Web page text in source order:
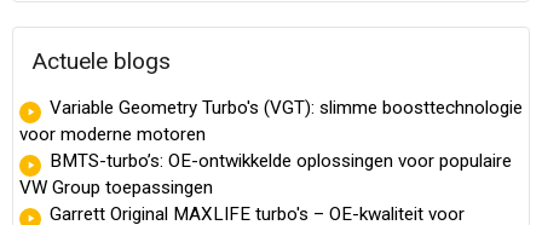
Actuele blogs
Variable Geometry Turbo's (VGT): slimme boosttechnologie
voor moderne motoren
BMTS-turbo’s: OE-ontwikkelde oplossingen voor populaire
VW Group toepassingen
Garrett Original MAXLIFE turbo's – OE-kwaliteit voor